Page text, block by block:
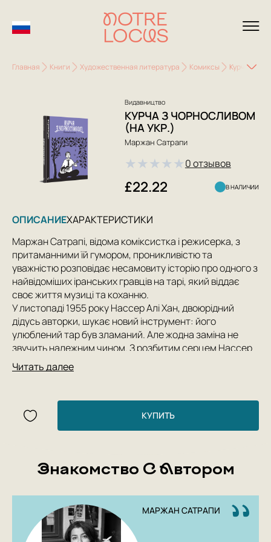
Главная Книги Художественная литература Комиксы Курча з
Видавництво
КУРЧА З ЧОРНОСЛИВОМ
(НА УКР.)
Маржан Сатрапи
★★★★★0 отзывов
£22.22 В НАЛИЧИИ
ОПИСАНИЕХАРАКТЕРИСТИКИ
Маржан Сатрапі, відома коміксистка і режисерка, з
притаманними їй гумором, проникливістю та
уважністю розповідає несамовиту історію про одного з
найвідоміших іранських гравців на тарі, який віддає
своє життя музиці та коханню.
У листопаді 1955 року Нассер Алі Хан, двоюрідний
дідусь авторки, шукає новий інструмент: його
улюблений тар був зламаний. Але жодна заміна не
звучить належним чином. З розбитим серцем Нассер
Алі Хан вирішує, що життя більше нічого не варте. Тож
він лягає до ліжка, відрікаючись від світу та всіх його
Дивовижно бачити, скільки складності та наративної
винахідливості Сатрапі вкладає у свої образи… «Курча
майбутнє, наче картяр. — Los Angeles Times Book
Оманливо прості, напрочуд потужні малюнки Сатрапі
поєднуються з точною, але гнучкою прозою, яку вона
використовує, пристосовуючись до своїх численних
Читать далее
КУПИТЬ
Знакомство С Автором
МАРЖАН САТРАПИ